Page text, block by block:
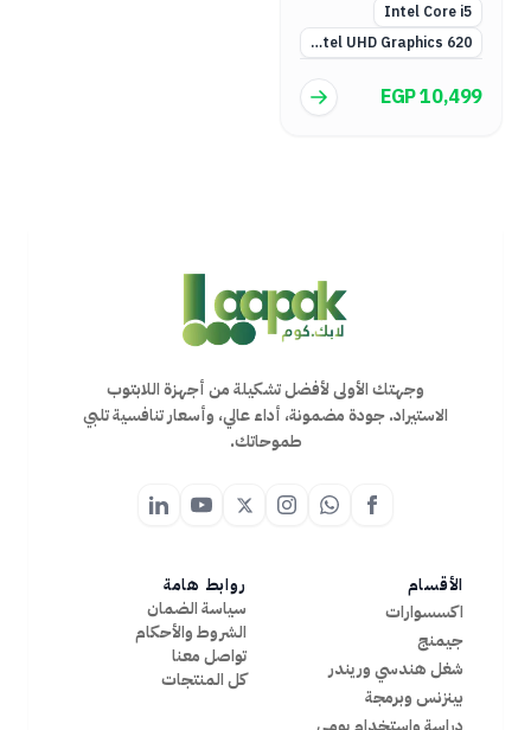
Intel Core i5
Intel UHD Graphics 620
EGP 10,499
وجهتك الأولى لأفضل تشكيلة من أجهزة اللابتوب
الاستيراد. جودة مضمونة، أداء عالي، وأسعار تنافسية تلبي
طموحاتك.
الأقسام
اكسسوارات
جيمنج
شغل هندسي وريندر
بينزنس وبرمجة
روابط هامة
سياسة الضمان
الشروط والأحكام
تواصل معنا
كل المنتجات